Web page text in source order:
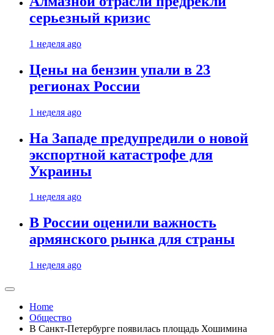
серьезный кризис
1 неделя ago
Цены на бензин упали в 23
регионах России
1 неделя ago
На Западе предупредили о новой
экспортной катастрофе для
Украины
1 неделя ago
В России оценили важность
армянского рынка для страны
1 неделя ago
Home
Общество
В Санкт-Петербурге появилась площадь Хошимина